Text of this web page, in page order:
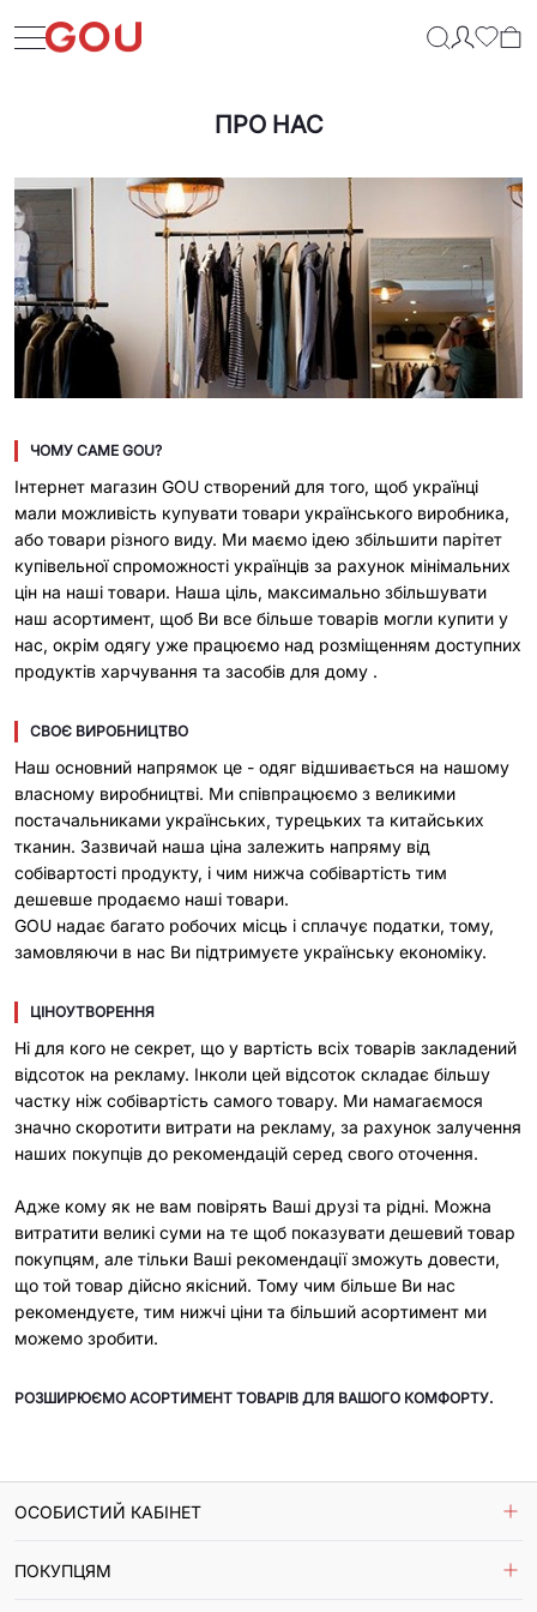
ПРО НАС
ЧОМУ САМЕ GOU?
Інтернет магазин GOU створений для того, щоб українці
мали можливість купувати товари українського виробника,
або товари різного виду. Ми маємо ідею збільшити парітет
купівельної спроможності українців за рахунок мінімальних
цін на наші товари. Наша ціль, максимально збільшувати
наш асортимент, щоб Ви все більше товарів могли купити у
нас, окрім одягу уже працюємо над розміщенням доступних
продуктів харчування та засобів для дому .
СВОЄ ВИРОБНИЦТВО
Наш основний напрямок це - одяг відшивається на нашому
власному виробництві. Ми співпрацюємо з великими
постачальниками українських, турецьких та китайських
тканин. Зазвичай наша ціна залежить напряму від
собівартості продукту, і чим нижча собівартість тим
дешевше продаємо наші товари.
GOU надає багато робочих місць і сплачує податки, тому,
замовляючи в нас Ви підтримуєте українську економіку.
ЦІНОУТВОРЕННЯ
Ні для кого не секрет, що у вартість всіх товарів закладений
відсоток на рекламу. Інколи цей відсоток складає більшу
частку ніж собівартість самого товару. Ми намагаємося
значно скоротити витрати на рекламу, за рахунок залучення
наших покупців до рекомендацій серед свого оточення.
Адже кому як не вам повірять Ваші друзі та рідні. Можна
витратити великі суми на те щоб показувати дешевий товар
покупцям, але тільки Ваші рекомендації зможуть довести,
що той товар дійсно якісний. Тому чим більше Ви нас
рекомендуєте, тим нижчі ціни та більший асортимент ми
можемо зробити.
РОЗШИРЮЄМО АСОРТИМЕНТ ТОВАРІВ ДЛЯ ВАШОГО КОМФОРТУ.
ОСОБИСТИЙ КАБІНЕТ
Мої дані
ПОКУПЦЯМ